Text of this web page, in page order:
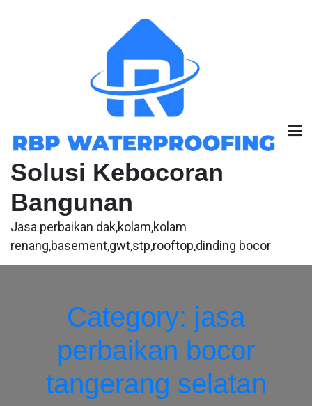
Solusi Kebocoran
Bangunan
Jasa perbaikan dak,kolam,kolam
renang,basement,gwt,stp,rooftop,dinding bocor
Category: jasa
perbaikan bocor
tangerang selatan